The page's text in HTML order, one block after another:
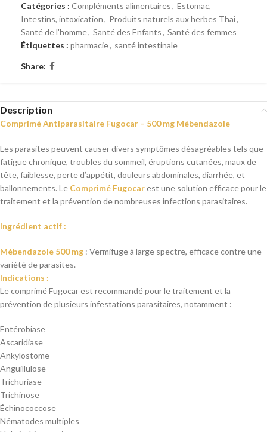
Catégories : Compléments alimentaires, Estomac,
Intestins, intoxication, Produits naturels aux herbes Thai,
Santé de l'homme, Santé des Enfants, Santé des femmes
Étiquettes : pharmacie, santé intestinale
Share:
Description
Comprimé Antiparasitaire Fugocar – 500 mg Mébendazole
Les parasites peuvent causer divers symptômes désagréables tels que
fatigue chronique, troubles du sommeil, éruptions cutanées, maux de
tête, faiblesse, perte d’appétit, douleurs abdominales, diarrhée, et
ballonnements. Le Comprimé Fugocarest une solution efficace pour le
traitement et la prévention de nombreuses infections parasitaires.
Ingrédient actif :
Mébendazole 500 mg : Vermifuge à large spectre, efficace contre une
variété de parasites.
Indications :
Le comprimé Fugocar est recommandé pour le traitement et la
prévention de plusieurs infestations parasitaires, notamment :
Entérobiase
Ascaridiase
Ankylostome
Anguillulose
Trichuriase
Trichinose
Échinococcose
Nématodes multiples